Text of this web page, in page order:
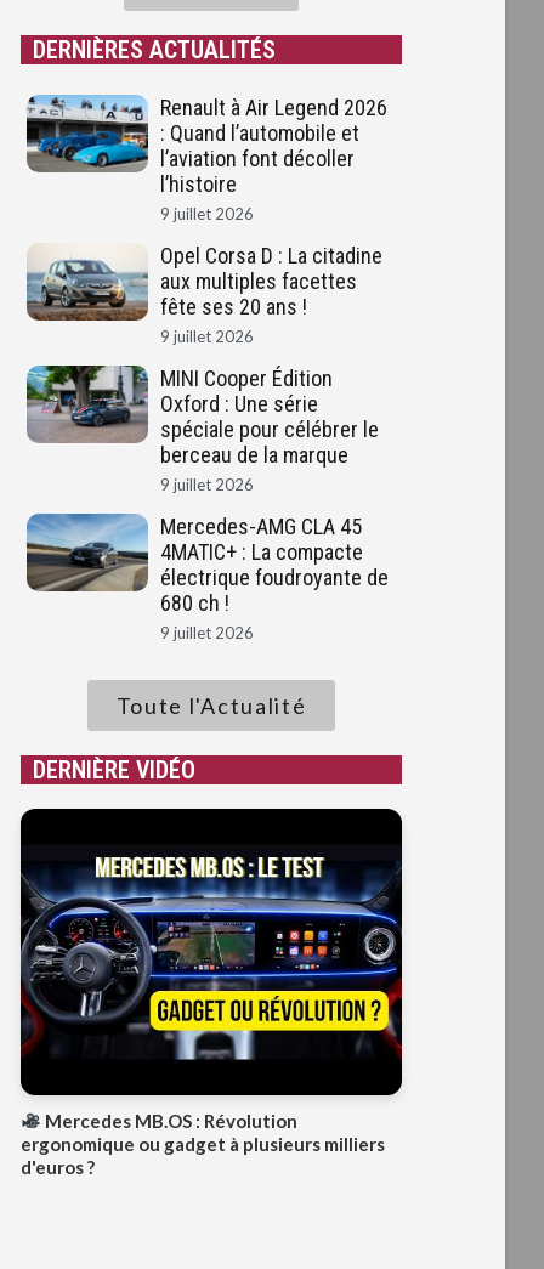
DERNIÈRES ACTUALITÉS
Renault à Air Legend 2026
: Quand l’automobile et
l’aviation font décoller
l’histoire
9 juillet 2026
Opel Corsa D : La citadine
aux multiples facettes
fête ses 20 ans !
9 juillet 2026
MINI Cooper Édition
Oxford : Une série
spéciale pour célébrer le
berceau de la marque
9 juillet 2026
Mercedes-AMG CLA 45
4MATIC+ : La compacte
électrique foudroyante de
680 ch !
9 juillet 2026
Toute l'Actualité
DERNIÈRE VIDÉO
Mercedes MB.OS : Révolution
ergonomique ou gadget à plusieurs milliers
d'euros ?